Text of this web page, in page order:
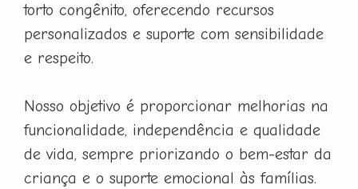
torto congênito, oferecendo recursos
personalizados e suporte com sensibilidade
e respeito.
Nosso objetivo é proporcionar melhorias na
funcionalidade, independência e qualidade
de vida, sempre priorizando o bem-estar da
criança e o suporte emocional às famílias.